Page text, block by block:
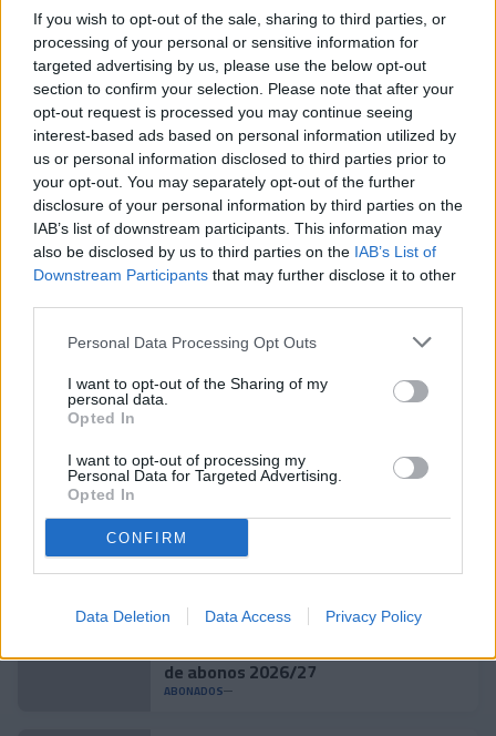
If you wish to opt-out of the sale, sharing to third parties, or
processing of your personal or sensitive information for
targeted advertising by us, please use the below opt-out
section to confirm your selection. Please note that after your
opt-out request is processed you may continue seeing
interest-based ads based on personal information utilized by
us or personal information disclosed to third parties prior to
your opt-out. You may separately opt-out of the further
disclosure of your personal information by third parties on the
IAB’s list of downstream participants. This information may
also be disclosed by us to third parties on the IAB’s List of
Downstream Participants that may further disclose it to other
Personal Data Processing Opt Outs
I want to opt-out of the Sharing of my
personal data.
Opted In
I want to opt-out of processing my
Personal Data for Targeted Advertising.
Opted In
CONFIRM
Data Deletion Data Access Privacy Policy
abonados de la temporada pasada
ABONADOS
El 75% de los abonados ya han
renovado su carnet para la
de abonos 2026/27
ABONADOS